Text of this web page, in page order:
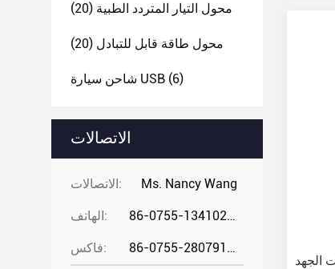
محول التيار المتردد الطبية (20)
محول طاقة قابل للتبادل (20)
شاحن سيارة USB (6)
الاتصالات
الاتصالات: Ms. Nancy Wang
الهاتف: 86-0755-13410274294
فاكس: 86-0755-28079166
12 فولت الجهد